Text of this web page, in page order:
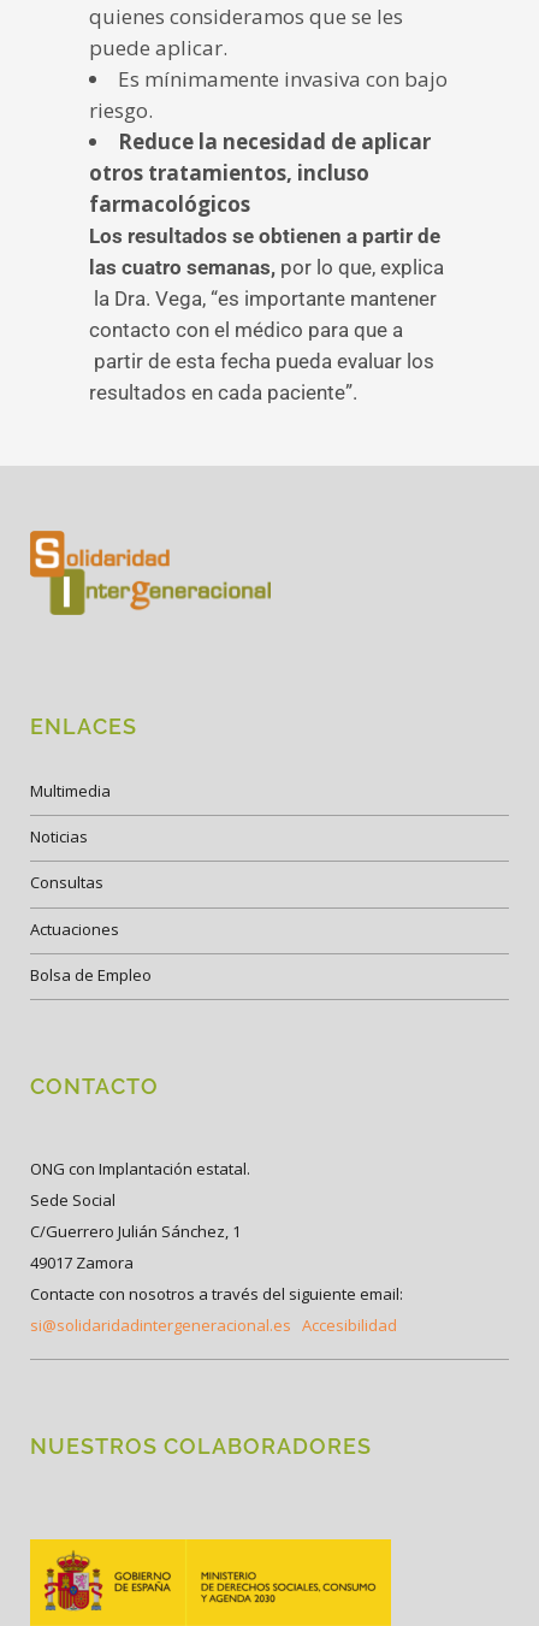
quienes consideramos que se les
puede aplicar.
Es mínimamente invasiva con bajo
riesgo.
Reduce la necesidad de aplicar
otros tratamientos, incluso
farmacológicos
Los resultados se obtienen a partir de
las cuatro semanas, por lo que, explica
la Dra. Vega, “es importante mantener
contacto con el médico para que a
partir de esta fecha pueda evaluar los
resultados en cada paciente”.
ENLACES
Multimedia
Noticias
Consultas
Actuaciones
Bolsa de Empleo
CONTACTO
ONG con Implantación estatal.
Sede Social
C/Guerrero Julián Sánchez, 1
49017 Zamora
Contacte con nosotros a través del siguiente email:
si@solidaridadintergeneracional.es Accesibilidad
NUESTROS COLABORADORES